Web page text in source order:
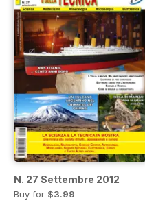
N. 27 Settembre 2012
Buy for $3.99